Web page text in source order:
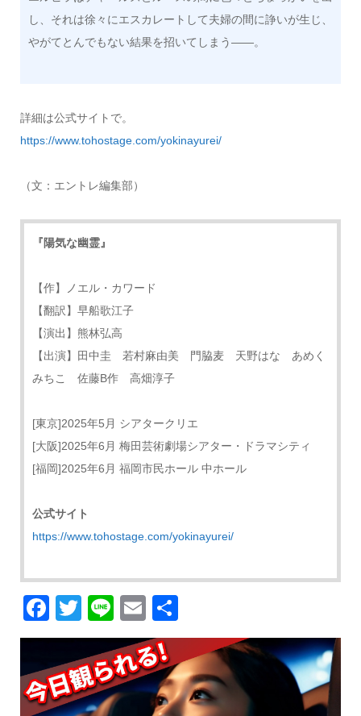
し、それは徐々にエスカレートして夫婦の間に諍いが生じ、
やがてとんでもない結果を招いてしまう――。
詳細は公式サイトで。
https://www.tohostage.com/yokinayurei/
（文：エントレ編集部）
『陽気な幽霊』
【作】ノエル・カワード
【翻訳】早船歌江子
【演出】熊林弘高
【出演】田中圭 若村麻由美 門脇麦 天野はな あめく
みちこ 佐藤B作 高畑淳子
[東京]2025年5月 シアタークリエ
[大阪]2025年6月 梅田芸術劇場シアター・ドラマシティ
[福岡]2025年6月 福岡市民ホール 中ホール
公式サイト
https://www.tohostage.com/yokinayurei/
Facebook
Twitter
LineEmail
有